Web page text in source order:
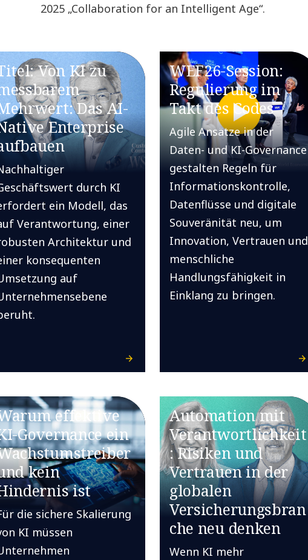
2025 „Collaboration for an Intelligent Age“.
Von KI zu
Das AI-
Enterprise
durch KI
ein Modell, das
Verantwortung, einer
Architektur und
konsequenten
auf
WEF26-Session:
Regulierung im
Takt des Codes
Agile Ansätze in der
Daten- und KI-Governance
gestalten Regeln für
Informationskontrolle,
Datenflüsse und digitale
Souveränität neu, um
Innovation, Vertrauen und
menschliche
Handlungsfähigkeit in
Einklang zu bringen.
effektive
Governance ein
kein
ist
die sichere Skalierung
KI müssen
Automation mit
Verantwortlichkeit
: Risiken und
Vertrauen in der
globalen
Versicherungsbran
che neu denken
Wenn KI mehr